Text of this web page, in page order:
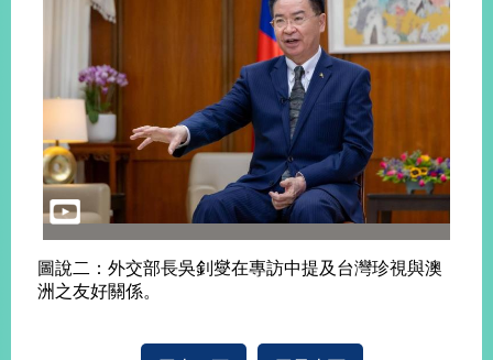
訊
全
政
策
無
障
礙
圖說二：外交部長吳釗燮在專訪中提及台灣珍視與澳
洲之友好關係。